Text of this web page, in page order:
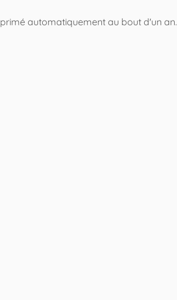
automatiquement au bout d'un an.